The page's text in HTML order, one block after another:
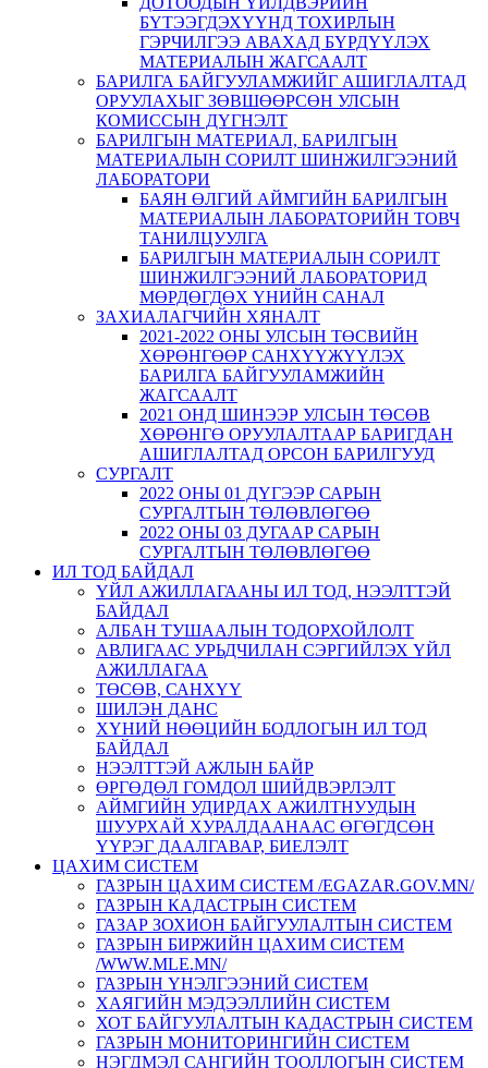
БҮТЭЭГДЭХҮҮНД ТОХИРЛЫН
ГЭРЧИЛГЭЭ АВАХАД БҮРДҮҮЛЭХ
МАТЕРИАЛЫН ЖАГСААЛТ
БАРИЛГА БАЙГУУЛАМЖИЙГ АШИГЛАЛТАД
ОРУУЛАХЫГ ЗӨВШӨӨРСӨН УЛСЫН
КОМИССЫН ДҮГНЭЛТ
БАРИЛГЫН МАТЕРИАЛ, БАРИЛГЫН
МАТЕРИАЛЫН СОРИЛТ ШИНЖИЛГЭЭНИЙ
ЛАБОРАТОРИ
БАЯН ӨЛГИЙ АЙМГИЙН БАРИЛГЫН
МАТЕРИАЛЫН ЛАБОРАТОРИЙН ТОВЧ
ТАНИЛЦУУЛГА
БАРИЛГЫН МАТЕРИАЛЫН СОРИЛТ
ШИНЖИЛГЭЭНИЙ ЛАБОРАТОРИД
МӨРДӨГДӨХ ҮНИЙН САНАЛ
ЗАХИАЛАГЧИЙН ХЯНАЛТ
2021-2022 ОНЫ УЛСЫН ТӨСВИЙН
ХӨРӨНГӨӨР САНХҮҮЖҮҮЛЭХ
БАРИЛГА БАЙГУУЛАМЖИЙН
ЖАГСААЛТ
2021 ОНД ШИНЭЭР УЛСЫН ТӨСӨВ
ХӨРӨНГӨ ОРУУЛАЛТААР БАРИГДАН
АШИГЛАЛТАД ОРСОН БАРИЛГУУД
СУРГАЛТ
2022 ОНЫ 01 ДҮГЭЭР САРЫН
СУРГАЛТЫН ТӨЛӨВЛӨГӨӨ
2022 ОНЫ 03 ДУГААР САРЫН
СУРГАЛТЫН ТӨЛӨВЛӨГӨӨ
ИЛ ТОД БАЙДАЛ
ҮЙЛ АЖИЛЛАГААНЫ ИЛ ТОД, НЭЭЛТТЭЙ
БАЙДАЛ
АЛБАН ТУШААЛЫН ТОДОРХОЙЛОЛТ
АВЛИГААС УРЬДЧИЛАН СЭРГИЙЛЭХ ҮЙЛ
АЖИЛЛАГАА
ТӨСӨВ, САНХҮҮ
ШИЛЭН ДАНС
ХҮНИЙ НӨӨЦИЙН БОДЛОГЫН ИЛ ТОД
БАЙДАЛ
НЭЭЛТТЭЙ АЖЛЫН БАЙР
ӨРГӨДӨЛ ГОМДОЛ ШИЙДВЭРЛЭЛТ
АЙМГИЙН УДИРДАХ АЖИЛТНУУДЫН
ШУУРХАЙ ХУРАЛДААНААС ӨГӨГДСӨН
ҮҮРЭГ ДААЛГАВАР, БИЕЛЭЛТ
ЦАХИМ СИСТЕМ
ГАЗРЫН ЦАХИМ СИСТЕМ /EGAZAR.GOV.MN/
ГАЗРЫН КАДАСТРЫН СИСТЕМ
ГАЗАР ЗОХИОН БАЙГУУЛАЛТЫН СИСТЕМ
ГАЗРЫН БИРЖИЙН ЦАХИМ СИСТЕМ
/WWW.MLE.MN/
ГАЗРЫН ҮНЭЛГЭЭНИЙ СИСТЕМ
ХАЯГИЙН МЭДЭЭЛЛИЙН СИСТЕМ
ХОТ БАЙГУУЛАЛТЫН КАДАСТРЫН СИСТЕМ
ГАЗРЫН МОНИТОРИНГИЙН СИСТЕМ
НЭГДМЭЛ САНГИЙН ТООЛЛОГЫН СИСТЕМ